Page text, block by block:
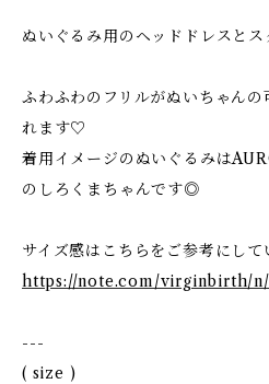
ぬいぐるみ用のヘッドドレスとス
ふわふわのフリルがぬいちゃんの
れます♡
着用イメージのぬいぐるみは
のしろくまちゃんです◎
サイズ感はこちらをご参考にして
https://note.com/virginbirth/n/
---
( size )